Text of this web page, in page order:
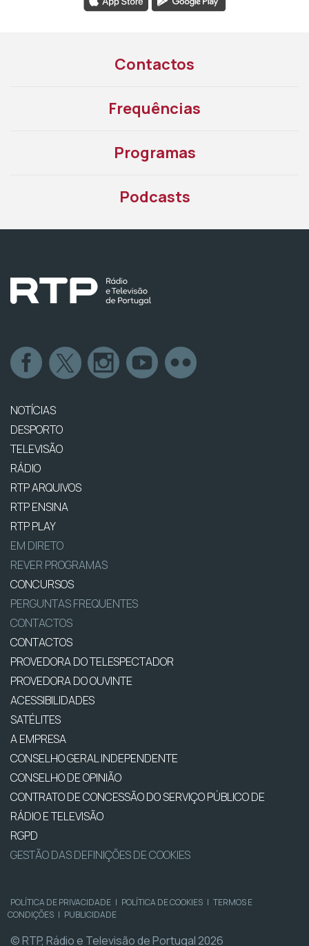
Contactos
Frequências
Programas
Podcasts
NOTÍCIAS
DESPORTO
TELEVISÃO
RÁDIO
RTP ARQUIVOS
RTP ENSINA
RTP PLAY
EM DIRETO
REVER PROGRAMAS
CONCURSOS
PERGUNTAS FREQUENTES
CONTACTOS
CONTACTOS
PROVEDORA DO TELESPECTADOR
PROVEDORA DO OUVINTE
ACESSIBILIDADES
SATÉLITES
A EMPRESA
CONSELHO GERAL INDEPENDENTE
CONSELHO DE OPINIÃO
CONTRATO DE CONCESSÃO DO SERVIÇO PÚBLICO DE
RÁDIO E TELEVISÃO
RGPD
GESTÃO DAS DEFINIÇÕES DE COOKIES
POLÍTICA DE PRIVACIDADE | POLÍTICA DE COOKIES | TERMOS E
CONDIÇÕES | PUBLICIDADE
© RTP, Rádio e Televisão de Portugal 2026